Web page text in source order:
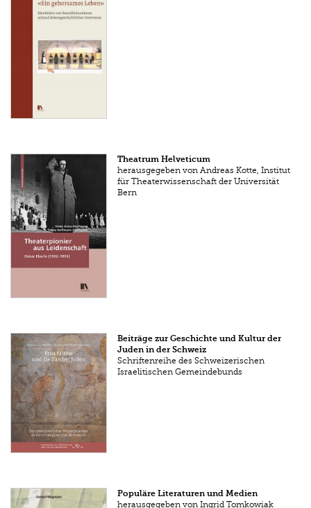
Theatrum Helveticum
herausgegeben von Andreas Kotte, Institut
für Theaterwissenschaft der Universität
Bern
Beiträge zur Geschichte und Kultur der
Juden in der Schweiz
Schriftenreihe des Schweizerischen
Israelitischen Gemeindebunds
Populäre Literaturen und Medien
herausgegeben von Ingrid Tomkowiak